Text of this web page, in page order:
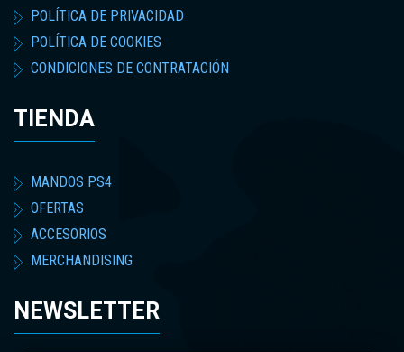
POLÍTICA DE PRIVACIDAD
POLÍTICA DE COOKIES
CONDICIONES DE CONTRATACIÓN
TIENDA
MANDOS PS4
OFERTAS
ACCESORIOS
MERCHANDISING
NEWSLETTER